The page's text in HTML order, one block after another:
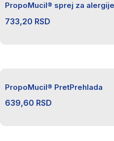
PropoMucil® sprej za alergije
733,20 RSD
PropoMucil® PretPrehlada
639,60 RSD